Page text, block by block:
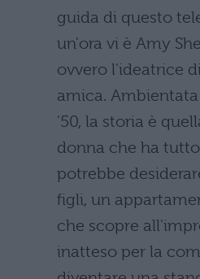
guida di questo
un'ora vi è Amy
ovvero l'ideatrice
amica.
'50, la storia è
donna che ha
potrebbe
figli, un
che scopre
inatteso per la